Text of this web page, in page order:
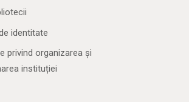
identitate
privind organizarea și
instituției